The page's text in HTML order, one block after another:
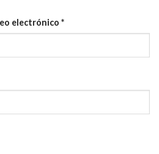
electrónico *